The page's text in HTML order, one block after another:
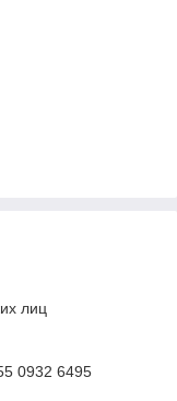
лиц
0932 6495